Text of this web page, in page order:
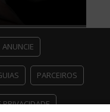
ANUNCIE
PARCEIROS
PRIVACIDADE